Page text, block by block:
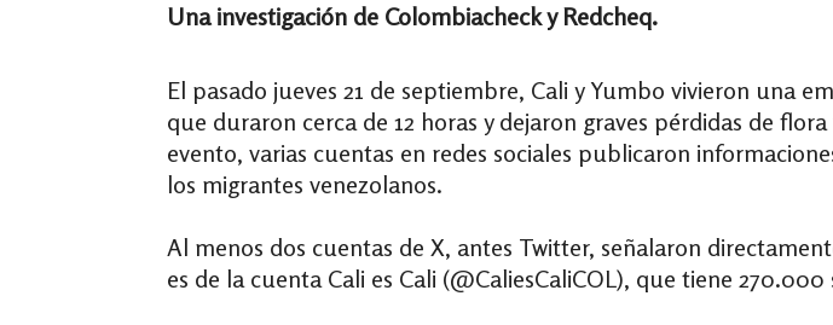
Una investigación de Colombiacheck y Redcheq.
El pasado jueves 21 de septiembre, Cali y Yumbo vivieron una
que duraron cerca de 12 horas y dejaron graves pérdidas de
evento, varias cuentas en redes sociales publicaron
los migrantes venezolanos.
Al menos dos cuentas de X, antes Twitter, señalaron
es de la cuenta Cali es Cali (@CaliesCaliCOL), que tiene 270.000